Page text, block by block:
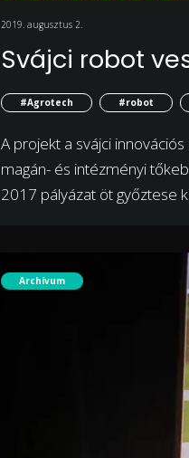
2019. augusztus 2.
Svájci robot
#Agrotech #robot
A projekt a svájci
magán- és intézményi
2017 pályázat öt győztese
Archívum